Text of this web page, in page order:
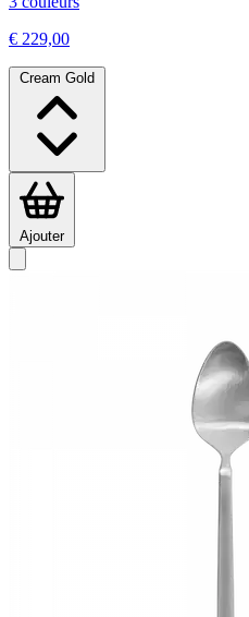
€ 229,00
Cream Gold
Ajouter